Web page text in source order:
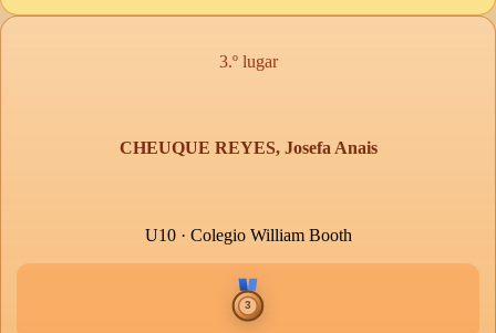
3.º lugar
CHEUQUE REYES, Josefa Anais
U10 · Colegio William Booth